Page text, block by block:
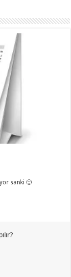
sanki 🙂